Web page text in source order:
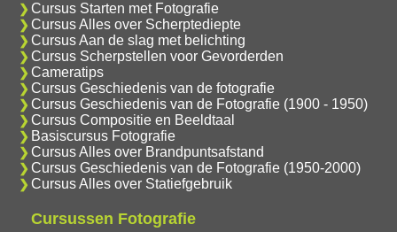
Cursus Starten met Fotografie
Cursus Alles over Scherptediepte
Cursus Aan de slag met belichting
Cursus Scherpstellen voor Gevorderden
Cameratips
Cursus Geschiedenis van de fotografie
Cursus Geschiedenis van de Fotografie (1900 - 1950)
Cursus Compositie en Beeldtaal
Basiscursus Fotografie
Cursus Alles over Brandpuntsafstand
Cursus Geschiedenis van de Fotografie (1950-2000)
Cursus Alles over Statiefgebruik
Cursussen Fotografie